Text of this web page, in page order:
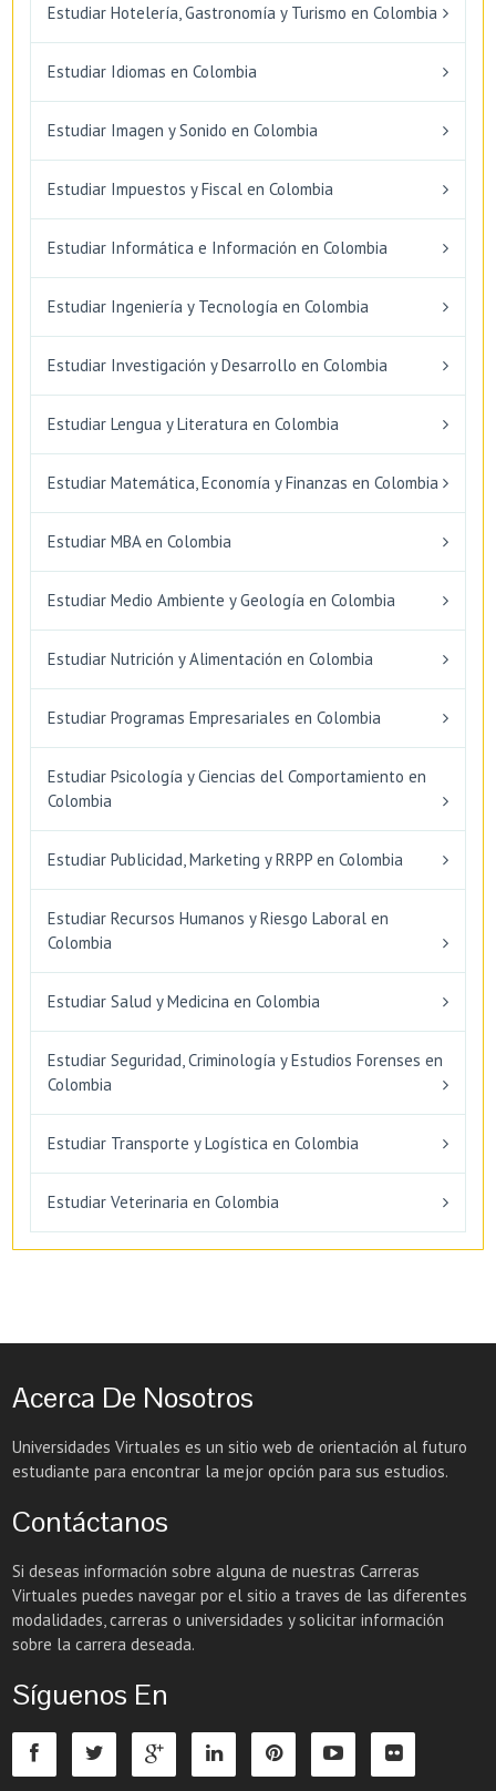
Estudiar Hotelería, Gastronomía y Turismo en Colombia
Estudiar Idiomas en Colombia
Estudiar Imagen y Sonido en Colombia
Estudiar Impuestos y Fiscal en Colombia
Estudiar Informática e Información en Colombia
Estudiar Ingeniería y Tecnología en Colombia
Estudiar Investigación y Desarrollo en Colombia
Estudiar Lengua y Literatura en Colombia
Estudiar Matemática, Economía y Finanzas en Colombia
Estudiar MBA en Colombia
Estudiar Medio Ambiente y Geología en Colombia
Estudiar Nutrición y Alimentación en Colombia
Estudiar Programas Empresariales en Colombia
Estudiar Psicología y Ciencias del Comportamiento en
Colombia
Estudiar Publicidad, Marketing y RRPP en Colombia
Estudiar Recursos Humanos y Riesgo Laboral en
Colombia
Estudiar Salud y Medicina en Colombia
Estudiar Seguridad, Criminología y Estudios Forenses en
Colombia
Estudiar Transporte y Logística en Colombia
Estudiar Veterinaria en Colombia
Acerca De Nosotros
Universidades Virtuales es un sitio web de orientación al futuro
estudiante para encontrar la mejor opción para sus estudios.
Contáctanos
Si deseas información sobre alguna de nuestras Carreras
Virtuales puedes navegar por el sitio a traves de las diferentes
modalidades, carreras o universidades y solicitar información
sobre la carrera deseada.
Síguenos En